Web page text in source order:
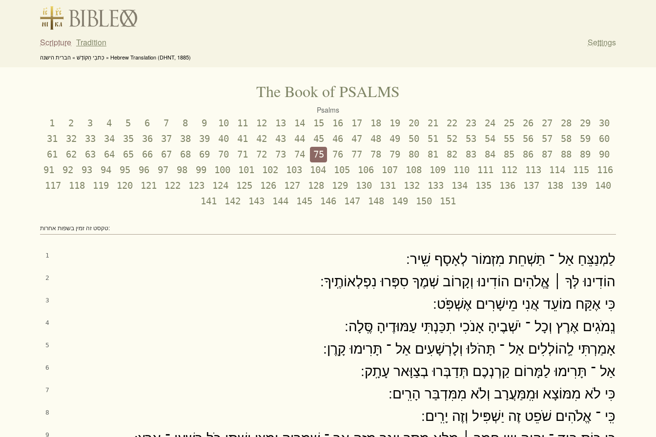
Scripture Tradition Settings
כִּתבֵי הַקוֹדֶשׁ » הברית הישנה » Hebrew Translation (DHNT, 1885)
The Book of PSALMS
Psalms
1 2 3 4 5 6 7 8 9 10 11 12 13 14 15 16 17 18 19 20 21 22 23 24 25 26 27 28 29
30
31
32 33 34 35 36 37 38 39 40 41 42 43 44 45 46 47 48 49 50 51 52 53 54 55 56 57 58 59
60
61
62 63 64 65 66 67 68 69 70 71 72 73 74 75 76 77 78 79 80 81 82 83 84 85 86 87 88 89
90
91
92 93 94 95 96 97 98 99 100 101 102 103 104 105 106 107 108 109 110 111 112 113 114 115
116
117
118 119 120 121 122 123 124 125 126 127 128 129 130 131 132 133 134 135 136 137 138 139
140
141
142 143 144 145 146 147 148 149 150 151
טקסט זה זמין בשפות אחרות:
1 לַמְנַצֵּחַ אַל ־ תַּשְׁחֵת מִזְמוֹר לְאָסָף שִֽׁיר ׃
2 הוֹדִינוּ לְּךָ ׀ אֱ‍ֽלֹהִים הוֹדִינוּ וְקָרוֹב שְׁמֶךָ סִפְּרוּ נִפְלְאוֹתֶֽיךָ ׃
3 כִּי אֶקַּח מוֹעֵד אֲנִי מֵישָׁרִים אֶשְׁפֹּֽט ׃
4 נְֽמֹגִים אֶרֶץ וְכָל ־ יֹשְׁבֶיהָ אָנֹכִי תִכַּנְתִּי עַמּוּדֶיהָ סֶּֽלָה ׃
5 אָמַרְתִּי לַֽהוֹלְלִים אַל ־ תָּהֹלּוּ וְלָרְשָׁעִים אַל ־ תָּרִימוּ קָֽרֶן ׃
6 אַל ־ תָּרִימוּ לַמָּרוֹם קַרְנְכֶם תְּדַבְּרוּ בְצַוָּאר עָתָֽק ׃
7 כִּי לֹא מִמּוֹצָא וּמִֽמַּעֲרָב וְלֹא מִמִּדְבַּר הָרִֽים ׃
8 כִּֽי ־ אֱלֹהִים שֹׁפֵט זֶה יַשְׁפִּיל וְזֶה יָרִֽים ׃
9